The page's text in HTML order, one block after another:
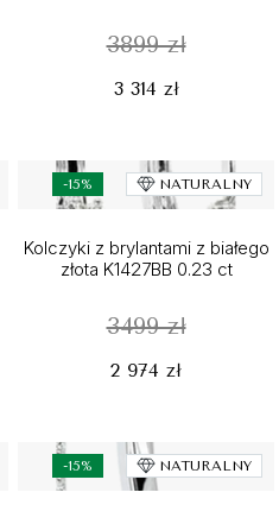
3899 zł
3 314 zł
-15% NATURALNY
Kolczyki z brylantami z białego
złota K1427BB 0.23 ct
3499 zł
2 974 zł
-15% NATURALNY